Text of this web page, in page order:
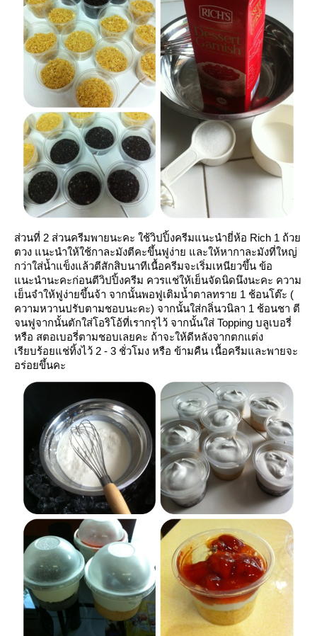
ส่วนที่ 2 ส่วนครีมพายนะคะ ใช้วิปปิ้งครีมแนะนำยี่ห้อ Rich 1 ถ้ว
ตวง แนะนำให้ใช้กาละมังตีคะขึ้นฟูง่าย และให้หากาละมังที่ใหญ่
กว่าใส่น้ำแข็งแล้วตีสักสิบนาทีเนื้อครีมจะเริ่มเหนียวขึ้น ข้อ
นะนำนะคะก่อนตีวิปปิ้งครีม ควรแช่ให้เย็นจัดนิดนึงนะคะ ความ
เย็นจำให้ฟูง่ายขึ้นจ้า จากนั้นพอฟูเติมน้ำตาลทราย 1 ช้อนโต๊ะ (
ความหวานปรับตามชอบนะคะ) จากนั้นใส่กลิ่นวนิลา 1 ช้อนชา ตี
จนฟูจากนั้นตักใส่โอริโอ้ที่เรากรุไว้ จากนั้นใส่ Topping บลูเบอรี่
หรือ สตอเบอรี่ตามชอบเลยคะ ถ้าจะให้ดีหลังจากตกแต่ง
เรียบร้อยแช่ทิ้งไว้ 2 - 3 ชั่วโมง หรือ ข้ามคืน เนื้อครีมและพายจะ
อร่อยขึ้นคะ